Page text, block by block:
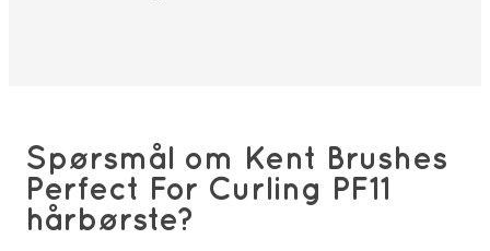
Spørsmål om Kent Brushes
Perfect For Curling PF11
hårbørste?